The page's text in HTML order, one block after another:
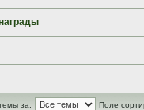
за: Поле